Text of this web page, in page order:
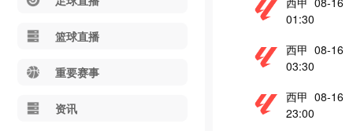
篮球直播
重要赛事
资讯
01:30
西甲 08-16
03:30
西甲 08-16
23:00